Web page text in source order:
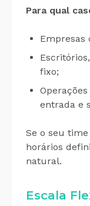
Para qual
Empresas
fixo;
entrada e
Se o seu
horários
natural.
Escala